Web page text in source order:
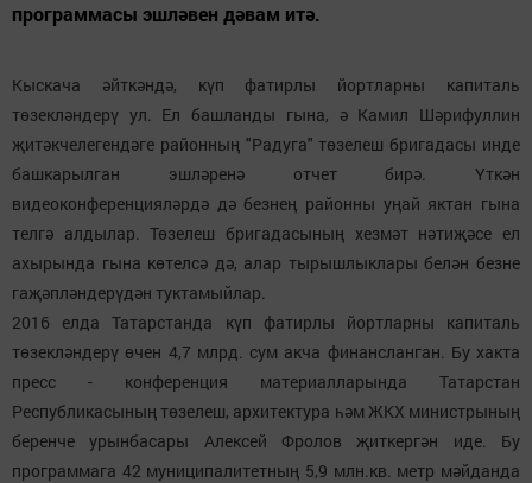
программасы эшләвен дәвам итә.
Кыскача әйткәндә, күп фатирлы йортларны капиталь
төзекләндерү ул. Ел башланды гына, ә Камил Шәрифуллин
җитәкчелегендәге районның "Радуга" төзелеш бригадасы инде
башкарылган эшләренә отчет бирә. Үткән
видеоконференцияләрдә дә безнең районны уңай яктан гына
телгә алдылар. Төзелеш бригадасының хезмәт нәтиҗәсе ел
ахырында гына көтелсә дә, алар тырышлыклары белән безне
гаҗәпләндерүдән туктамыйлар.
2016 елда Татарстанда күп фатирлы йортларны капиталь
төзекләндерү өчен 4,7 млрд. сум акча финансланган. Бу хакта
пресс - конференция материалларында Татарстан
Республикасының төзелеш, архитектура һәм ЖКХ министрының
беренче урынбасары Алексей Фролов җиткергән иде. Бу
программага 42 муниципалитетның 5,9 млн.кв. метр мәйданда